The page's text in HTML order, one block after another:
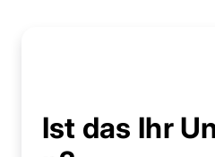
Ist das Ihr